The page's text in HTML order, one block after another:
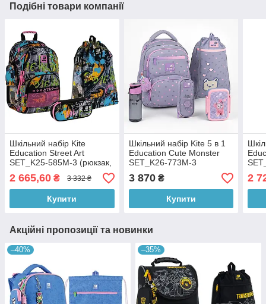
Подібні товари компанії
Шкільний набір Kite
Education Street Art
SET_K25-585M-3 (рюкзак,
пенал, сумка)
2 665,60 ₴ 3 332 ₴
Купити
Шкільний набір Kite 5 в 1
Education Cute Monster
SET_K26-773M-3
3 870₴
Купити
2
Акційні пропозиції та новинки
–40% –35%